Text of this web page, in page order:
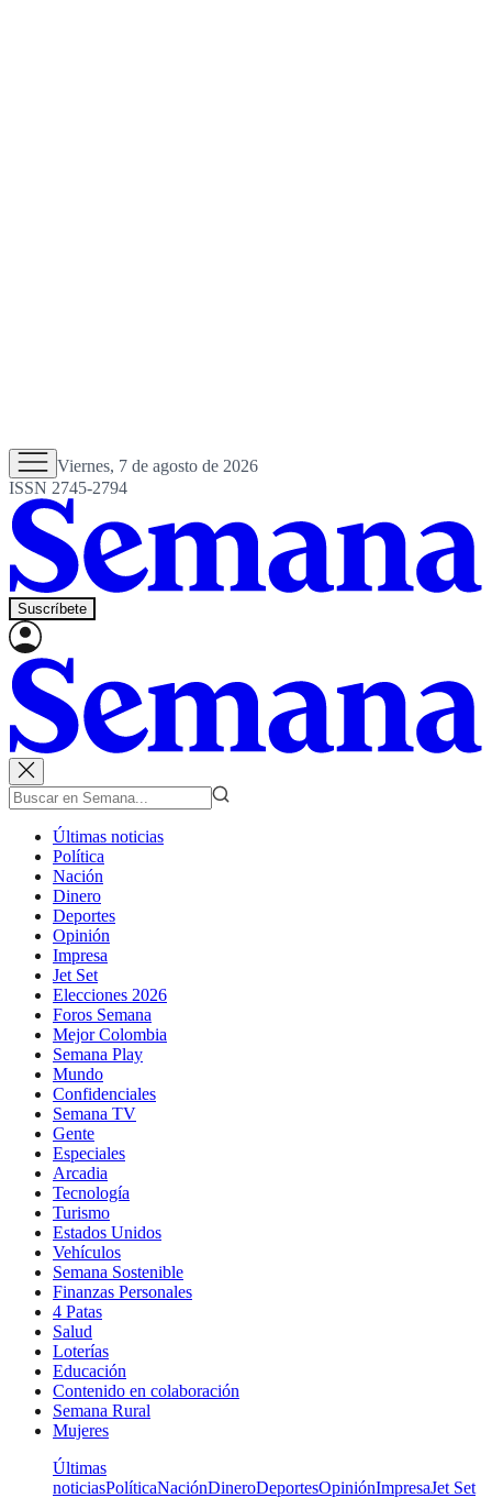
Viernes, 7 de agosto de 2026
ISSN 2745-2794
Suscríbete
Últimas noticias
Política
Nación
Dinero
Deportes
Opinión
Impresa
Jet Set
Elecciones 2026
Foros Semana
Mejor Colombia
Semana Play
Mundo
Confidenciales
Semana TV
Gente
Especiales
Arcadia
Tecnología
Turismo
Estados Unidos
Vehículos
Semana Sostenible
Finanzas Personales
4 Patas
Salud
Loterías
Educación
Contenido en colaboración
Semana Rural
Mujeres
Últimas
noticiasPolíticaNaciónDineroDeportesOpiniónImpresaJet Set